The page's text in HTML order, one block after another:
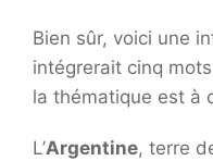
Bien sûr, voici une
intégrerait cinq
la thématique est à
L’Argentine, terre